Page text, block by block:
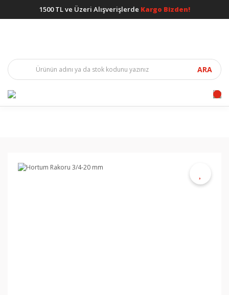
1500 TL ve Üzeri Alışverişlerde Kargo Bizden!
ARA